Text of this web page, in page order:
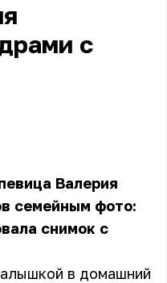
с
Валерия
семейным фото:
снимок с
в домашний